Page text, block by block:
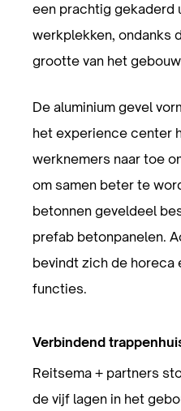
een prachtig gekaderd
werkplekken, ondanks
grootte van het
De aluminium gevel
het experience center
werknemers naar toe
om samen beter te
betonnen geveldeel
prefab betonpanelen.
bevindt zich de horeca
functies.
Verbindend
Reitsema + partners
de vijf lagen in het